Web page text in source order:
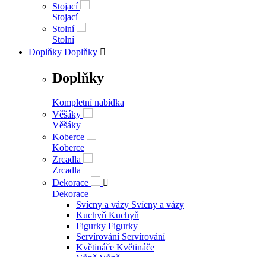
Stojací
Stojací
Stolní
Stolní
Doplňky Doplňky 
Doplňky
Kompletní nabídka
Věšáky
Věšáky
Koberce
Koberce
Zrcadla
Zrcadla
Dekorace

Dekorace
Svícny a vázy Svícny a vázy
Kuchyň Kuchyň
Figurky Figurky
Servírování Servírování
Květináče Květináče